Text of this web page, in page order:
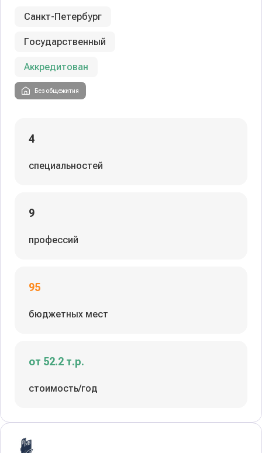
Санкт-Петербург
Государственный
Аккредитован
Без общежития
4
специальностей
9
профессий
95
бюджетных мест
от 52.2 т.р.
стоимость/год